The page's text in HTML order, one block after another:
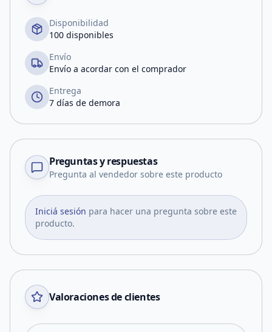
Disponibilidad
100 disponibles
Envío
Envío a acordar con el comprador
Entrega
7 días de demora
Preguntas y respuestas
Pregunta al vendedor sobre este producto
Iniciá sesión para hacer una pregunta sobre este
producto.
Valoraciones de clientes